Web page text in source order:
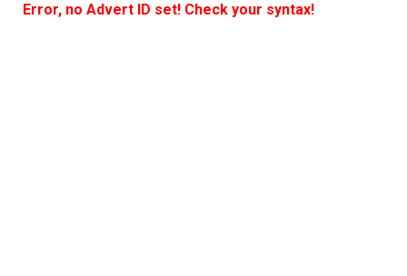
Error, no Advert ID set! Check your syntax!